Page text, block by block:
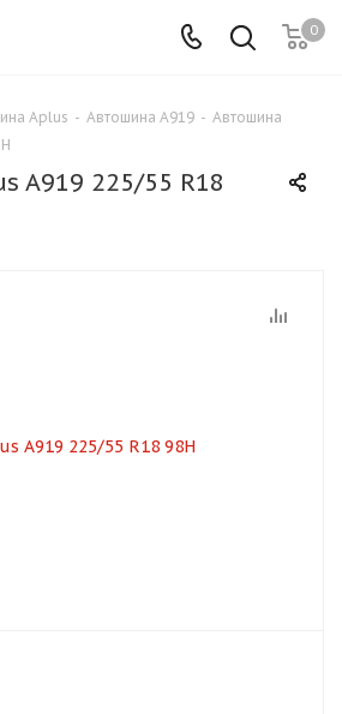
0
Aplus - Автошина A919 - Автошина
A919 225/55 R18
сегодня только